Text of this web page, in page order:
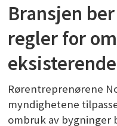
Bransjen
regler for
Rørentreprenørene
myndighetene
ombruk av bygninger